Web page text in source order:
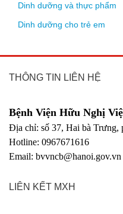
Dinh dưỡng và thực phẩm
Dinh dưỡng cho trẻ em
THÔNG TIN LIÊN HỆ
Bệnh Viện Hữu Nghị
Địa chỉ: số 37, Hai bà Trưng,
Hotline: 0967671616
Email: bvvncb@hanoi.gov.vn
LIÊN KẾT MXH